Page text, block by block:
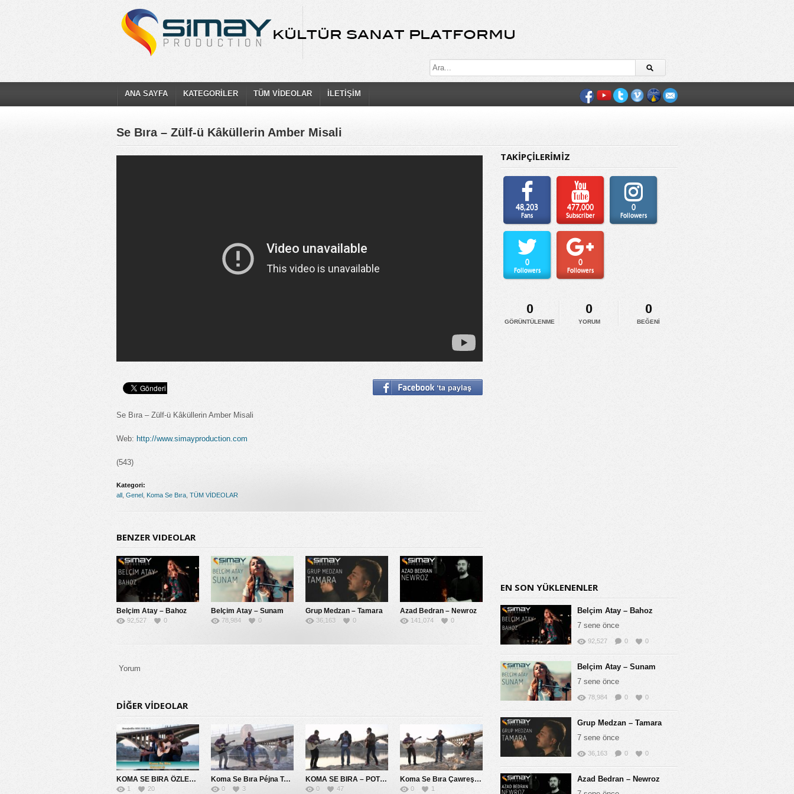
ANA SAYFA KATEGORİLER TÜM VİDEOLAR İLETİŞİM
Se Bıra – Zülf-ü Kâküllerin Amber Misali
Se Bıra – Zülf-ü Kâküllerin Amber Misali
Web: http://www.simayproduction.com
(543)
Kategori:
all Genel Koma Se Bıra TÜM VİDEOLAR
BENZER VIDEOLAR
Belçim Atay – Bahoz
92,527 0
Belçim Atay – Sunam
78,984 0
Grup Medzan – Tamara
36,163 0
Azad Bedran – Newroz
141,074 0
Yorum
DIĞER VIDEOLAR
KOMA SE BIRA ÖZLEMİM SANA 2014
1 20
Koma Se Bıra Péjna Te Naye
0 3
KOMA SE BIRA – POTPORİ 2014
0 47
Koma Se Bıra Çawreşamın
0 1
TAKİPÇİLERİMİZ
48,203
Fans
477,000
Subscriber
0
Followers
0
Followers
0
Followers
0
GÖRÜNTÜLENME
0
YORUM
0
BEĞENI
EN SON YÜKLENENLER
Belçim Atay – Bahoz
7 sene önce
92,527 0 0
Belçim Atay – Sunam
7 sene önce
78,984 0 0
Grup Medzan – Tamara
7 sene önce
36,163 0 0
Azad Bedran – Newroz